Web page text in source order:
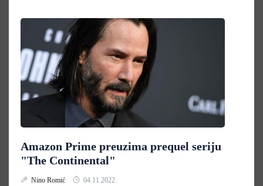
Amazon Prime preuzima prequel seriju
"The Continental"
Nino Romić 04.11.2022.